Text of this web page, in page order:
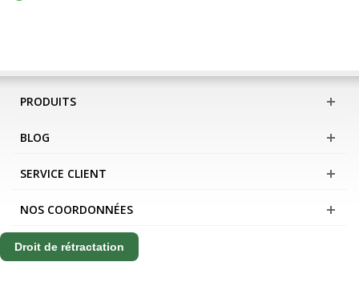
PRODUITS
BLOG
SERVICE CLIENT
NOS COORDONNÉES
Droit de rétractation